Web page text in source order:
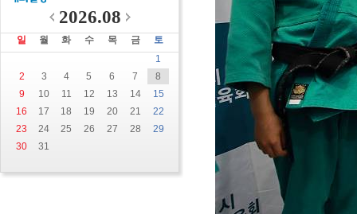
2026.08
일 월 화 수 목 금
토
1
2
3 4 5 6 7
8
9
10 11 12 13 14
15
16
17 18 19 20 21
22
23
24 25 26 27 28
29
30
31